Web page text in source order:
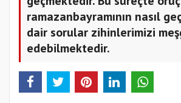
ramazanbayramının nasıl
dair sorular zihinlerimizi
edebilmektedir.